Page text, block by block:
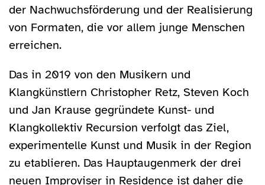
der Nachwuchsförderung und der Realisierung
von Formaten, die vor allem junge Menschen
erreichen.
Das in 2019 von den Musikern und
Klangkünstlern Christopher Retz, Steven Koch
und Jan Krause gegründete Kunst- und
Klangkollektiv Recursion verfolgt das Ziel,
experimentelle Kunst und Musik in der Region
zu etablieren. Das Hauptaugenmerk der drei
neuen Improviser in Residence ist daher die